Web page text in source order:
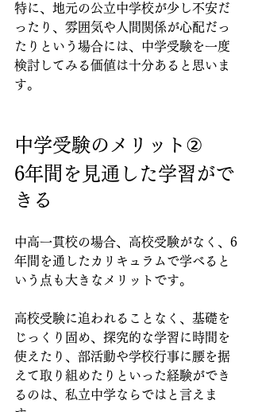
特に、地元の公立中学校が少し不安だ
ったり、雰囲気や人間関係が心配だっ
たりという場合には、中学受験を一度
検討してみる価値は十分あると思いま
す。
中学受験のメリット②
6年間を見通した学習がで
きる
中高一貫校の場合、高校受験がなく、6
年間を通したカリキュラムで学べると
いう点も大きなメリットです。
高校受験に追われることなく、基礎を
じっくり固め、探究的な学習に時間を
使えたり、部活動や学校行事に腰を据
えて取り組めたりといった経験ができ
るのは、私立中学ならではと言えま